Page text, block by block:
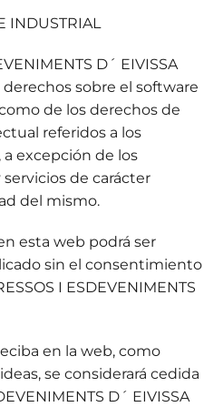
INDUSTRIAL
D´ EIVISSA
derechos sobre el software
de los derechos de
referidos a los
excepción de los
de carácter
del mismo.
esta web podrá ser
sin el consentimiento
I ESDEVENIMENTS
en la web, como
se considerará cedida
D´ EIVISSA